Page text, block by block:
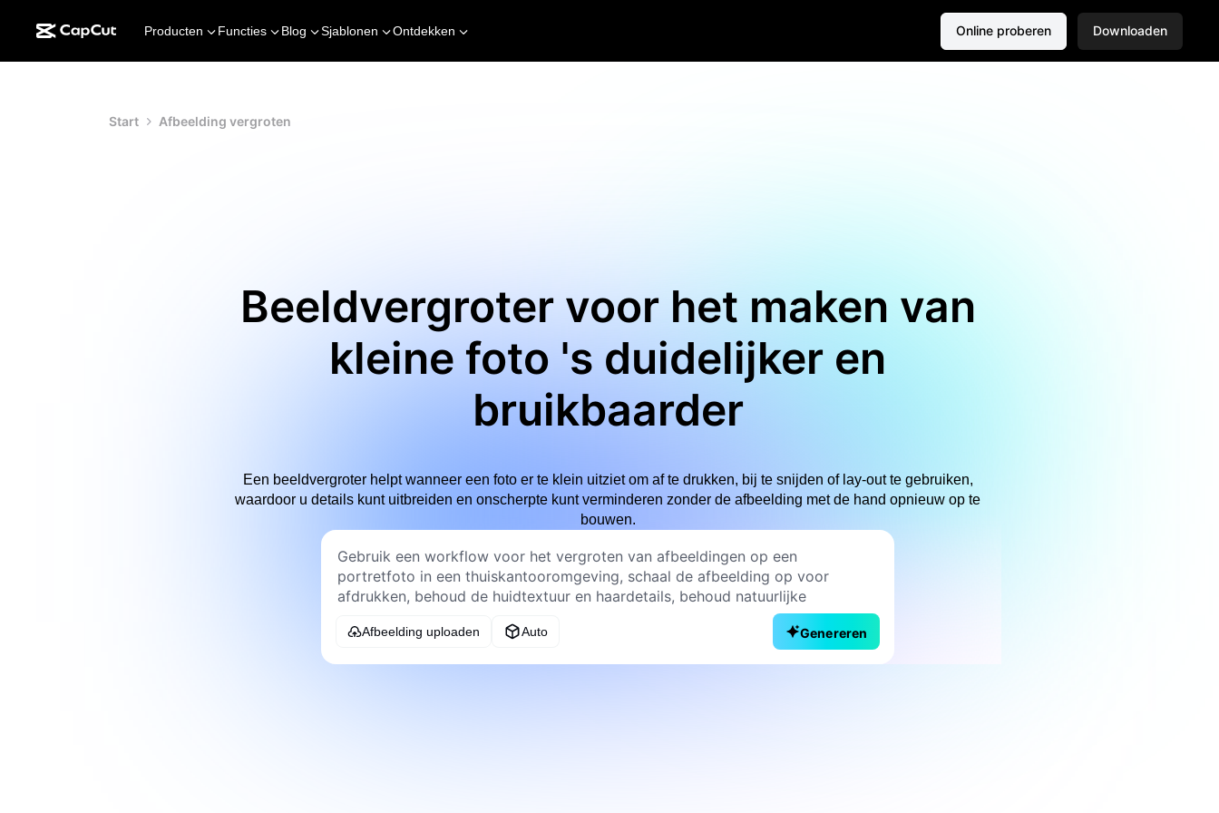
Producten Functies Blog Sjablonen Ontdekken Online proberen Downloaden
Start Afbeelding vergroten
Beeldvergroter voor het maken van
kleine foto 's duidelijker en
bruikbaarder
Een beeldvergroter helpt wanneer een foto er te klein uitziet om af te drukken, bij te snijden of lay-out te gebruiken,
waardoor u details kunt uitbreiden en onscherpte kunt verminderen zonder de afbeelding met de hand opnieuw op te
bouwen.
Afbeelding uploaden Auto Genereren